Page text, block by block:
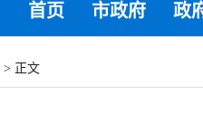
首页 市政府 政
> 正文